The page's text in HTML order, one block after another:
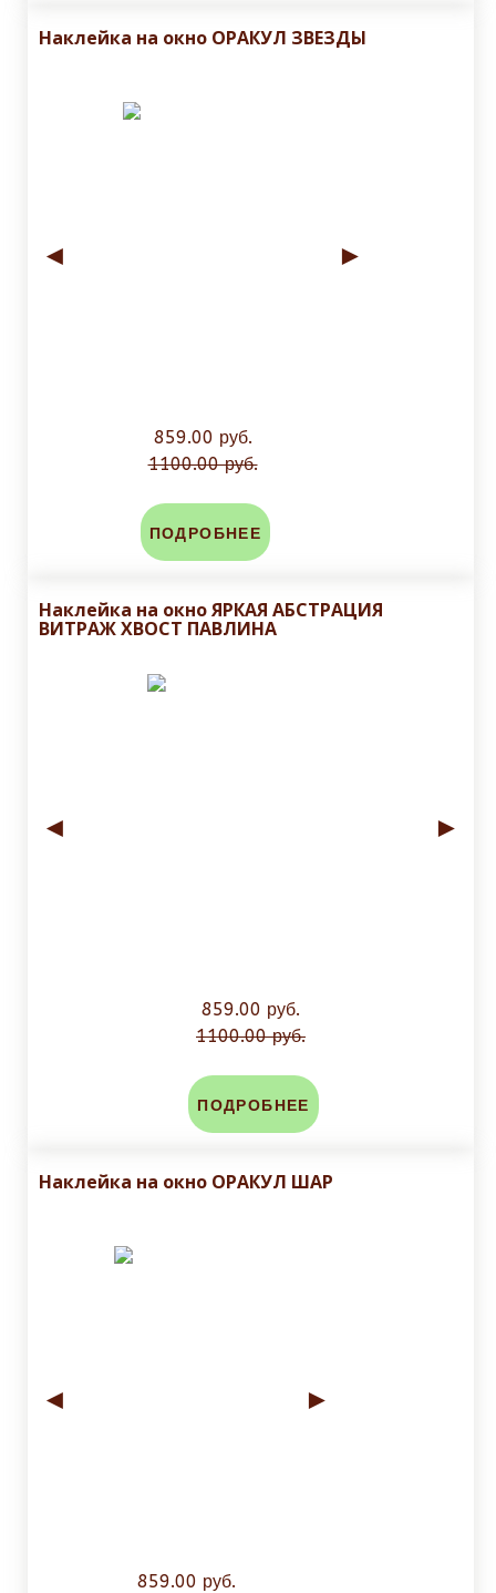
Наклейка на окно ОРАКУЛ ЗВЕЗДЫ
◄ ►
859.00 руб.
1100.00 руб.
ПОДРОБНЕЕ
Наклейка на окно ЯРКАЯ АБСТРАЦИЯ
ВИТРАЖ ХВОСТ ПАВЛИНА
◄ ►
859.00 руб.
1100.00 руб.
ПОДРОБНЕЕ
Наклейка на окно ОРАКУЛ ШАР
◄ ►
859.00 руб.